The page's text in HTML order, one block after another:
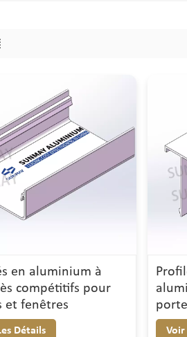
en aluminium à
compétitifs pour
et fenêtres
Détails Voir